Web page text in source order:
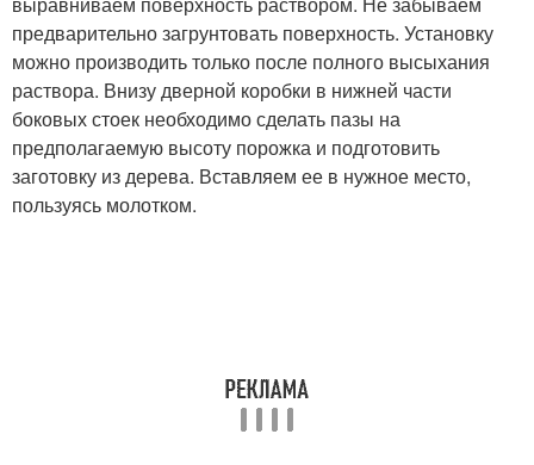
предварительно загрунтовать поверхность. Установку
можно производить только после полного высыхания
раствора. Внизу дверной коробки в нижней части
боковых стоек необходимо сделать пазы на
предполагаемую высоту порожка и подготовить
заготовку из дерева. Вставляем ее в нужное место,
пользуясь молотком.